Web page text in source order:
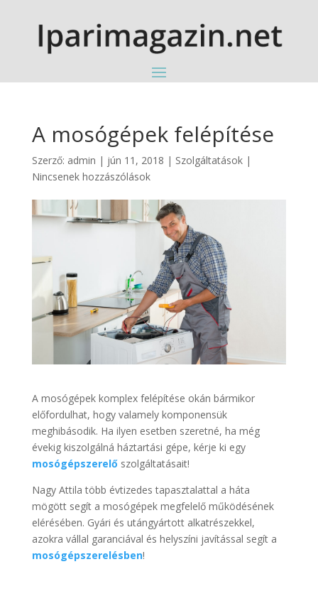
A mosógépek felépítése
Szerző: admin | jún 11, 2018 | Szolgáltatások|
Nincsenek hozzászólások
A mosógépek komplex felépítése okán bármikor
előfordulhat, hogy valamely komponensük
meghibásodik. Ha ilyen esetben szeretné, ha még
évekig kiszolgálná háztartási gépe, kérje ki egy
mosógépszerelő szolgáltatásait!
Nagy Attila több évtizedes tapasztalattal a háta
mögött segít a mosógépek megfelelő működésének
elérésében. Gyári és utángyártott alkatrészekkel,
azokra vállal garanciával és helyszíni javítással segít a
mosógépszerelésben!